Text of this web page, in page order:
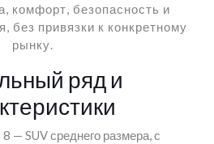
комфорт, безопасность и
без привязки к конкретному
рынку.
ряд и
— SUV среднего размера, с